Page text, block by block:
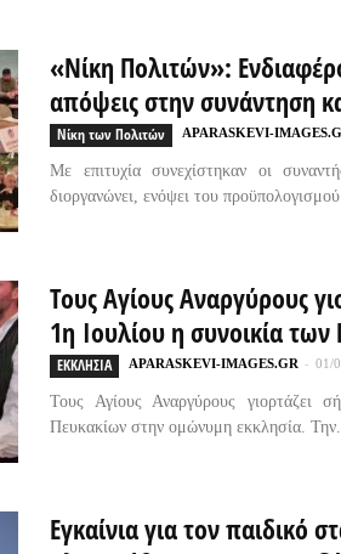
«Νίκη Πολιτών»:
απόψεις στην συνάντηση
Νίκη των Πολιτών APARASKEVI-
Με επιτυχία συνεχίστηκαν οι
διοργανώνει, ενόψει του
Τους Αγίους Αναργύρους
1η Ιουλίου η συνοικία
ΕΚΚΛΗΣΙΑ APARASKEVI-IMAGES.GR - 01/
Τους Αγίους Αναργύρους γιορτάζει
Πευκακίων στην ομώνυμη εκκλησία.
Εγκαίνια για τον παιδικό